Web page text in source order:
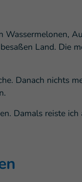
Land. Die
Danach nichts
Damals reiste